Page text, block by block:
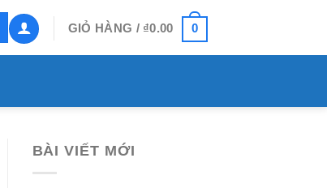
GIỎ HÀNG / ₫0.00 0
BÀI VIẾT MỚI